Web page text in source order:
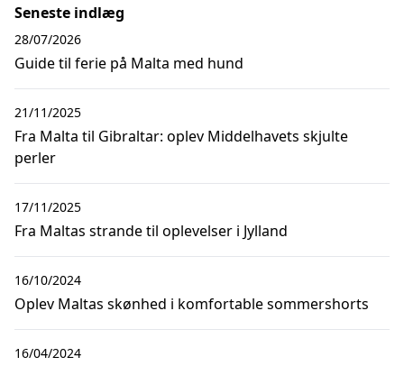
Seneste indlæg
Guide til ferie på Malta med hund
28/07/2026
Fra Malta til Gibraltar: oplev Middelhavets skjulte
perler
21/11/2025
Fra Maltas strande til oplevelser i Jylland
17/11/2025
Oplev Maltas skønhed i komfortable sommershorts
16/10/2024
16/04/2024